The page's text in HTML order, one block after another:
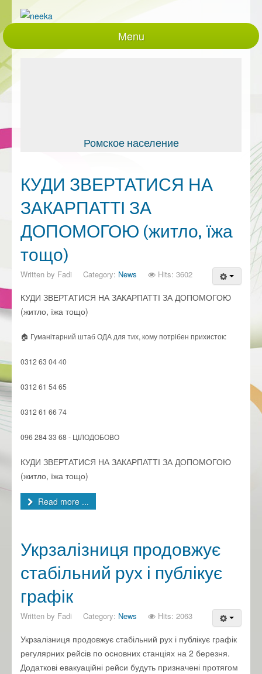
Menu
Контакти
Партнери
Політики та процедури
Ромское население
КУДИ ЗВЕРТАТИСЯ НА
ЗАКАРПАТТІ ЗА
ДОПОМОГОЮ (житло, їжа
тощо)
Written by Fadi Category: News Hits: 3602
КУДИ ЗВЕРТАТИСЯ НА ЗАКАРПАТТІ ЗА ДОПОМОГОЮ
(житло, їжа тощо)
🏠 Гуманітарний штаб ОДА для тих, кому потрібен прихисток:
0312 63 04 40
0312 61 54 65
0312 61 66 74
096 284 33 68 - ЦІЛОДОБОВО
КУДИ ЗВЕРТАТИСЯ НА ЗАКАРПАТТІ ЗА ДОПОМОГОЮ
(житло, їжа тощо)
Read more ...
Укрзалізниця продовжує
стабільний рух і публікує
графік
Written by Fadi Category: News Hits: 2063
Укрзалізниця продовжує стабільний рух і публікує графік
регулярних рейсів по основних станціях на 2 березня.
Додаткові евакуаційні рейси будуть призначені протягом